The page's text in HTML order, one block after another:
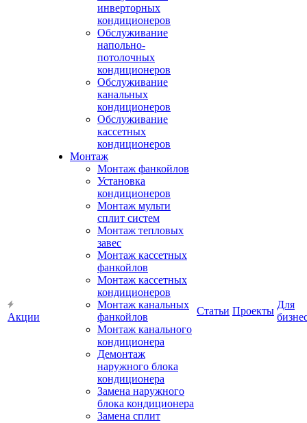
Акции
инверторных
кондиционеров
Обслуживание
напольно-
потолочных
кондиционеров
Обслуживание
канальных
кондиционеров
Обслуживание
кассетных
кондиционеров
Монтаж
Монтаж фанкойлов
Установка
кондиционеров
Монтаж мульти
сплит систем
Монтаж тепловых
завес
Монтаж кассетных
фанкойлов
Монтаж кассетных
кондиционеров
Монтаж канальных
фанкойлов
Монтаж канального
кондиционера
Демонтаж
наружного блока
кондиционера
Замена наружного
блока кондиционера
Замена сплит
Статьи Проекты
Для